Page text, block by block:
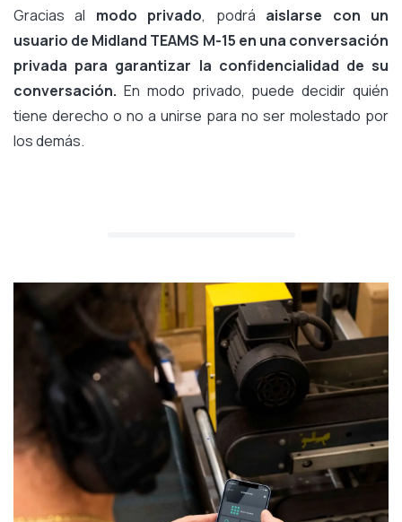
Gracias al modo privado, podrá aislarse con un
usuario de Midland TEAMS M-15 en una conversación
privada para garantizar la confidencialidad de su
conversación. En modo privado, puede decidir quién
tiene derecho o no a unirse para no ser molestado por
los demás.